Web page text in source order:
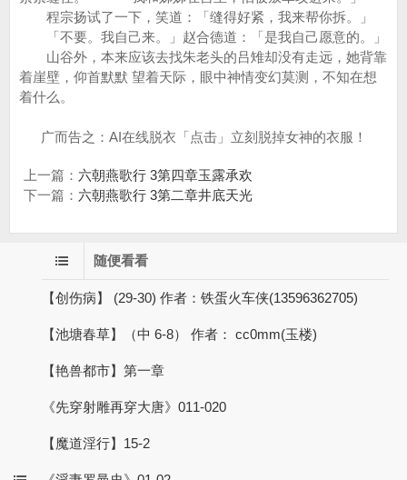
广而告之：AI在线脱衣「点击」立刻脱掉女神的衣服！
上一篇： 六朝燕歌行 3第四章玉露承欢
下一篇： 六朝燕歌行 3第二章井底天光
随便看看
【创伤病】 (29-30) 作者：铁蛋火车侠(13596362705)
【池塘春草】（中 6-8） 作者： cc0mm(玉楼)
【艳兽都市】第一章
《先穿射雕再穿大唐》011-020
【魔道淫行】15-2